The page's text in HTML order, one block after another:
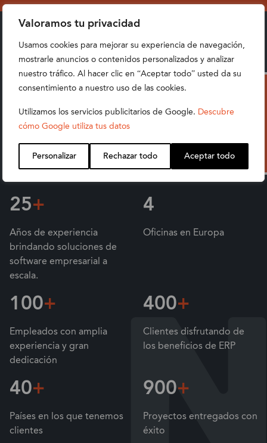
Valoramos tu privacidad
Usamos cookies para mejorar su experiencia de navegación,
mostrarle anuncios o contenidos personalizados y analizar
nuestro tráfico. Al hacer clic en “Aceptar todo” usted da su
consentimiento a nuestro uso de las cookies.
Utilizamos los servicios publicitarios de Google. Descubre
cómo Google utiliza tus datos
Personalizar Rechazar todo Aceptar todo
ESTÁNDAR MUNDIAL DE GESTIÓN SIN
PERDER UN SOLO DATO.
Solicita Información
25+
Años de experiencia
brindando soluciones de
software empresarial a
escala.
4
Oficinas en Europa
100+
Empleados con amplia
experiencia y gran
dedicación
400+
Clientes disfrutando de
los beneficios de ERP
40+
Países en los que tenemos
clientes
900+
Proyectos entregados con
éxito
Hablemos